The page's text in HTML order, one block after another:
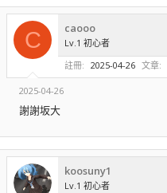
C caooo
Lv.1 初心者
註冊
2025-04-26 文章
2025-04-26
謝謝坂大
koosuny1
Lv.1 初心者